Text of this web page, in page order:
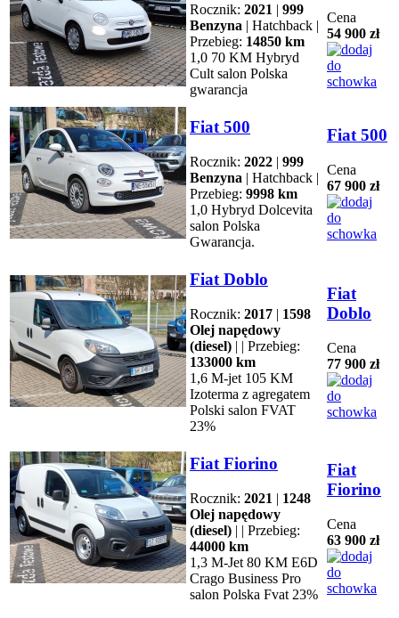
Rocznik: 2021 | 999
Benzyna | Hatchback |
Przebieg: 14850 km
1,0 70 KM Hybryd
Cult salon Polska
gwarancja
Cena
54 900 zł
Fiat 500
Rocznik: 2022 | 999
Benzyna | Hatchback |
Przebieg: 9998 km
1,0 Hybryd Dolcevita
salon Polska
Gwarancja.
Fiat 500
Cena
67 900 zł
Fiat Doblo
Rocznik: 2017 | 1598
Olej napędowy
(diesel) | | Przebieg:
133000 km
1,6 M-jet 105 KM
Izoterma z agregatem
Polski salon FVAT
23%
Fiat
Doblo
Cena
77 900 zł
Fiat Fiorino
Rocznik: 2021 | 1248
Olej napędowy
(diesel) | | Przebieg:
44000 km
1,3 M-Jet 80 KM E6D
Crago Business Pro
salon Polska Fvat 23%
Fiat
Fiorino
Cena
63 900 zł